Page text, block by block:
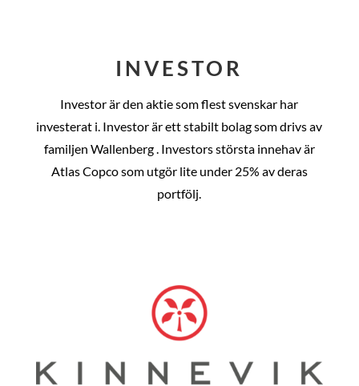
INVESTOR
Investor är den aktie som flest svenskar har
investerat i. Investor är ett stabilt bolag som drivs av
familjen Wallenberg . Investors största innehav är
Atlas Copco som utgör lite under 25% av deras
portfölj.